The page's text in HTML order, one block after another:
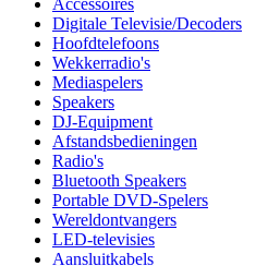
Accessoires
Digitale Televisie/Decoders
Hoofdtelefoons
Wekkerradio's
Mediaspelers
Speakers
DJ-Equipment
Afstandsbedieningen
Radio's
Bluetooth Speakers
Portable DVD-Spelers
Wereldontvangers
LED-televisies
Aansluitkabels